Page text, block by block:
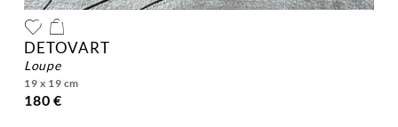
DETOVART
loupe
19 x 19 cm
180 €